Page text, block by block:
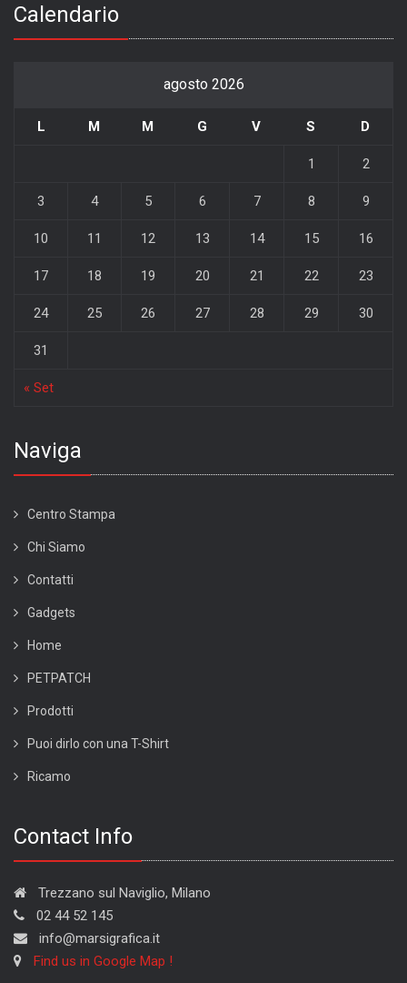
Calendario
agosto 2026
L M M G V S D
« Set
1 2
3 4 5 6 7 8 9
10 11 12 13 14 15 16
17 18 19 20 21 22 23
24 25 26 27 28 29 30
31
Naviga
Centro Stampa
Chi Siamo
Contatti
Gadgets
Home
PETPATCH
Prodotti
Puoi dirlo con una T-Shirt
Ricamo
Contact Info
Trezzano sul Naviglio, Milano
02 44 52 145
info@marsigrafica.it
Find us in Google Map !